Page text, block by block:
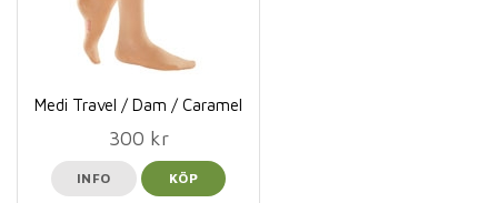
Medi Travel / Dam / Caramel
300 kr
INFO KÖP